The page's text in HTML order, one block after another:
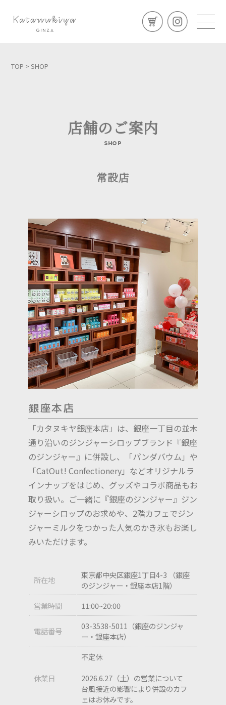
TOP > SHOP
店舗のご案内
SHOP
常設店
銀座本店
「カタヌキヤ銀座本店」は、銀座一丁目の並木
通り沿いのジンジャーシロップブランド『銀座
のジンジャー』に併設し、「パンダバウム」や
「CatOut! Confectionery」などオリジナルラ
インナップをはじめ、グッズやコラボ商品もお
取り扱い。ご一緒に『銀座のジンジャー』ジン
ジャーシロップのお求めや、2階カフェでジン
ジャーミルクをつかった人気のかき氷もお楽し
みいただけます。
所在地
東京都中央区銀座1丁目4-3 （銀座
のジンジャー・銀座本店1階）
営業時間
11:00~20:00
電話番号
03-3538-5011（銀座のジンジャ
ー・銀座本店）
休業日
不定休
2026.6.27（土）の営業について
台風接近の影響により併設のカフ
ェはお休みです。